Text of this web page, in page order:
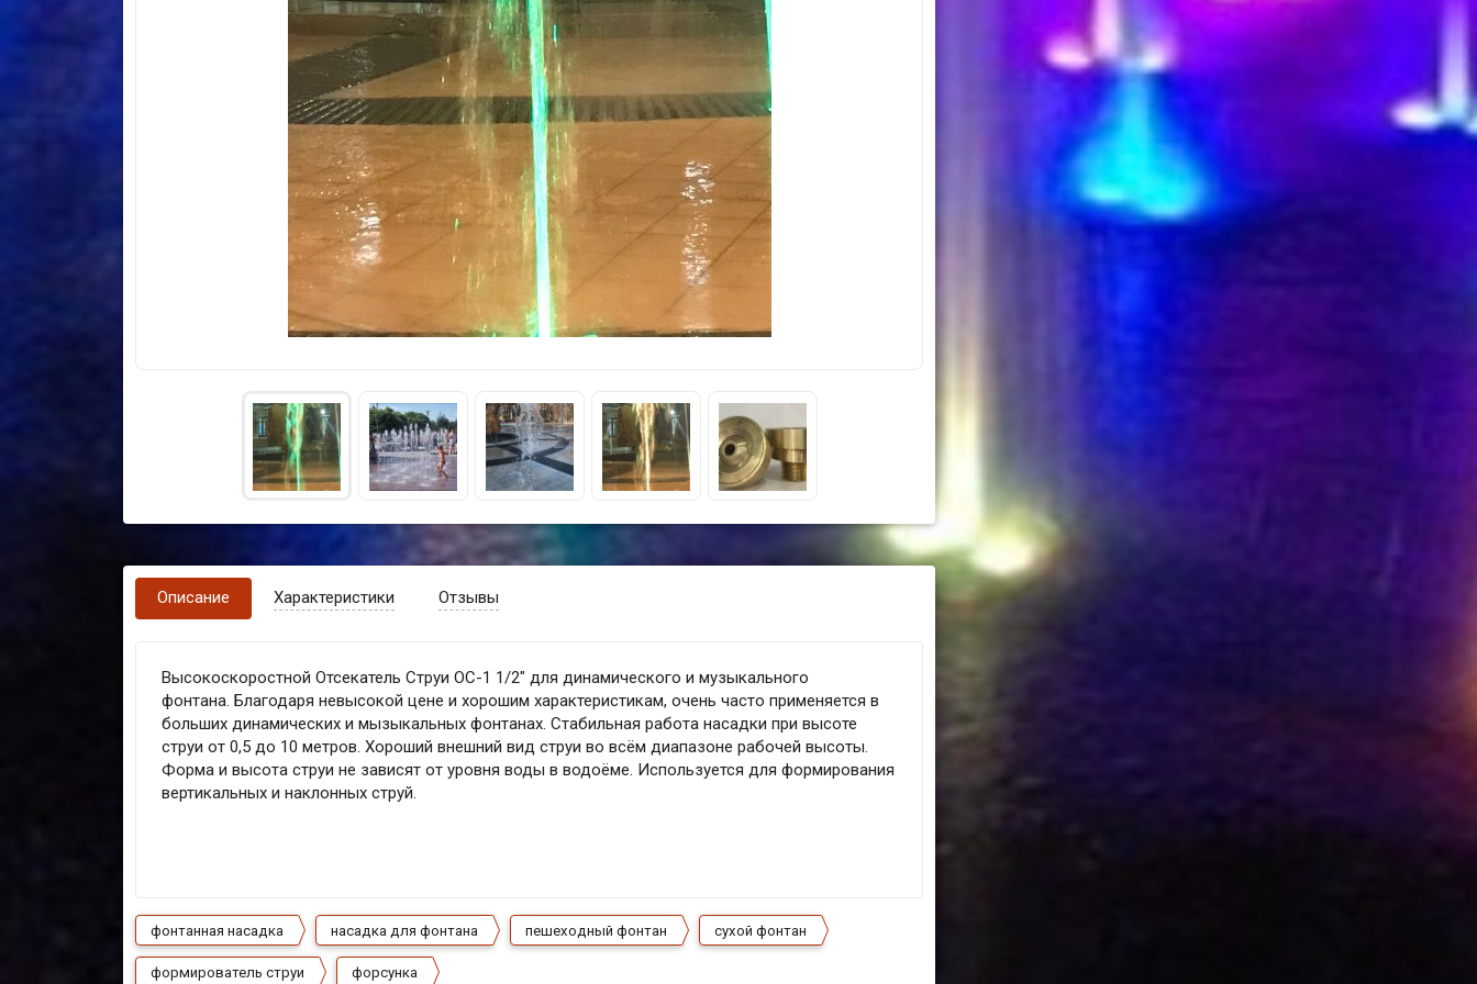
Описание Характеристики Отзывы
Высокоскоростной Отсекатель Струи ОС-1 1/2" для динамического и музыкального
фонтана. Благодаря невысокой цене и хорошим характеристикам, очень часто применяется в
больших динамических и мызыкальных фонтанах. Стабильная работа насадки при высоте
струи от 0,5 до 10 метров. Хороший внешний вид струи во всём диапазоне рабочей высоты.
Форма и высота струи не зависят от уровня воды в водоёме. Используется для формирования
вертикальных и наклонных струй.
фонтанная насадка насадка для фонтана пешеходный фонтан сухой фонтан
формирователь струи форсунка